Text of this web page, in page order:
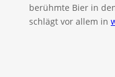
berühmte Bier in
schlägt vor allem in